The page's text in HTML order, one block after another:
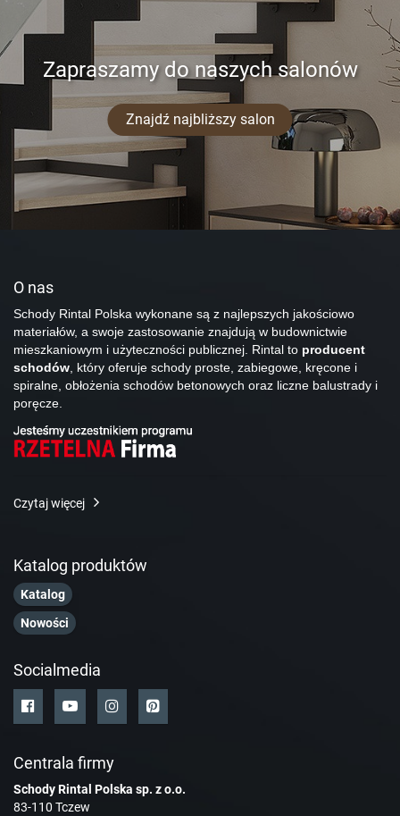
Zapraszamy do naszych salonów
Znajdź najbliższy salon
O nas
Schody Rintal Polska wykonane są z najlepszych jakościowo
materiałów, a swoje zastosowanie znajdują w budownictwie
mieszkaniowym i użyteczności publicznej. Rintal to producent
schodów, który oferuje schody proste, zabiegowe, kręcone i
spiralne, obłożenia schodów betonowych oraz liczne balustrady i
poręcze.
Czytaj więcej
Katalog produktów
Katalog
Nowości
Socialmedia
Centrala firmy
Schody Rintal Polska sp. z o.o.
83-110 Tczew